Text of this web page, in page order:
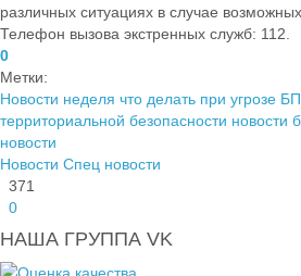
различных ситуациях в случае
Телефон вызова экстренных служб: 112.
0
Метки:
Новости неделя что делать при угрозе
территориальной безопасности новости
новости
Новости Спец новости
371
0
НАША ГРУППА VK